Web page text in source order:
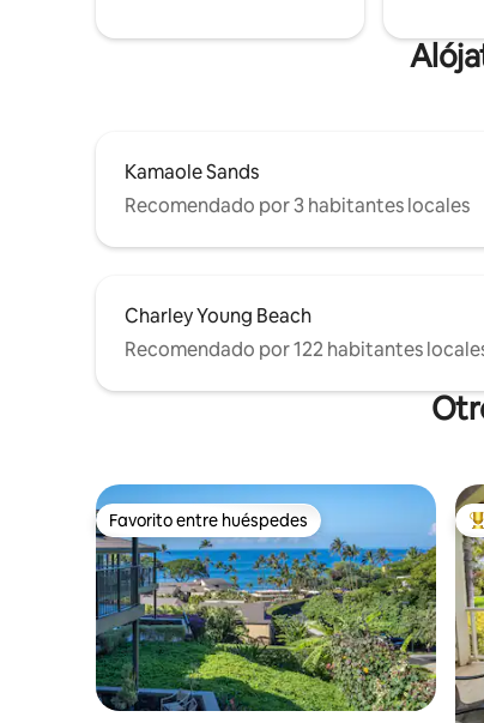
para niños ni bebés.
Kamaole Sands
Recomendado por 3 habitantes locales
Charley Young Beach
Recomendado por 122 habitantes
Favorito entre huéspedes
Favorito entre huéspedes